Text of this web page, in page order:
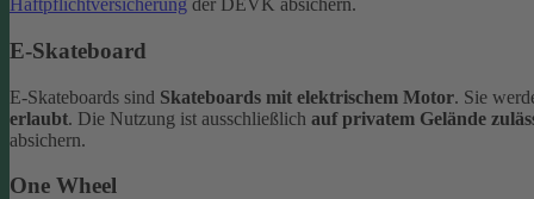
Haftpflichtversicherung der DEVK absichern.
E-Skateboard
E-Skateboards sind Skateboards mit elektrischem Motor. Sie
erlaubt. Die Nutzung ist ausschließlich auf privatem Gelände
absichern.
One Wheel